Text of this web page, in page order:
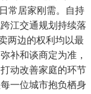
常居家刚需。自持
江交通规划持续落
两边的权利均以最
补和谈商定为准，
动改善家庭的环节
一位城市抱负栖身